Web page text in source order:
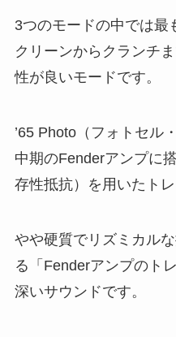
3つのモードの中では最
クリーンからクランチ
性が良いモードです。
’65 Photo（フォトセル
中期のFenderアンプに
存性抵抗）を用いたト
やや硬質でリズミカル
る「Fenderアンプのト
深いサウンドです。